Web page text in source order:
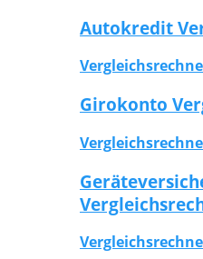
Autokredit
Girokonto